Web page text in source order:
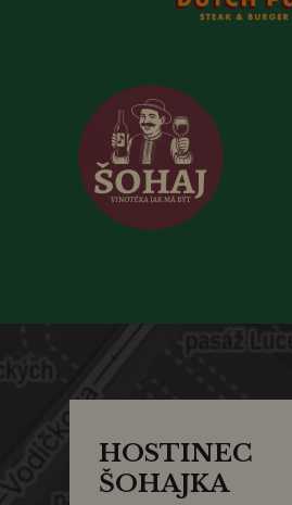
HOSTINEC
ŠOHAJKA